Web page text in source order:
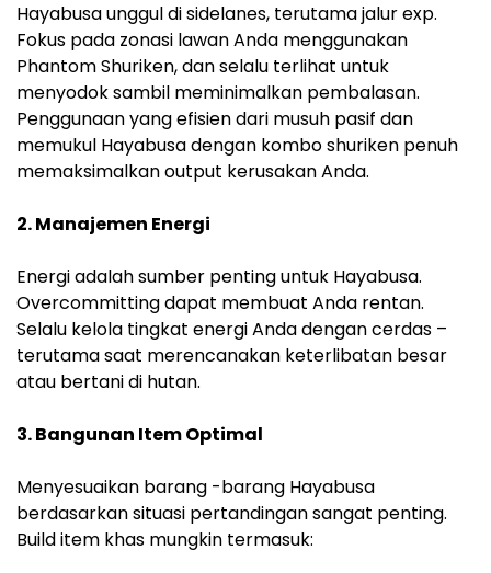
Hayabusa unggul di sidelanes, terutama jalur exp.
Fokus pada zonasi lawan Anda menggunakan
Phantom Shuriken, dan selalu terlihat untuk
menyodok sambil meminimalkan pembalasan.
Penggunaan yang efisien dari musuh pasif dan
memukul Hayabusa dengan kombo shuriken penuh
memaksimalkan output kerusakan Anda.
2. Manajemen Energi
Energi adalah sumber penting untuk Hayabusa.
Overcommitting dapat membuat Anda rentan.
Selalu kelola tingkat energi Anda dengan cerdas –
terutama saat merencanakan keterlibatan besar
atau bertani di hutan.
3. Bangunan Item Optimal
Menyesuaikan barang -barang Hayabusa
berdasarkan situasi pertandingan sangat penting.
Build item khas mungkin termasuk: